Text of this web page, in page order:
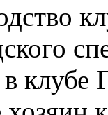
клубе